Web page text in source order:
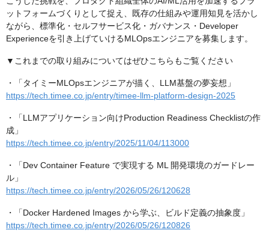
ットフォームづくりとして捉え、既存の仕組みや運用知見を活かし
ながら、標準化・セルフサービス化・ガバナンス・Developer
Experienceを引き上げていけるMLOpsエンジニアを募集します。
▼これまでの取り組みについてはぜひこちらもご覧ください
・「タイミーMLOpsエンジニアが描く、LLM基盤の夢妄想」
https://tech.timee.co.jp/entry/timee-llm-platform-design-2025
・「LLMアプリケーション向けProduction Readiness Checklistの作
成」
https://tech.timee.co.jp/entry/2025/11/04/113000
・「Dev Container Feature で実現する ML 開発環境のガードレー
ル」
https://tech.timee.co.jp/entry/2026/05/26/120628
・「Docker Hardened Images から学ぶ、ビルド定義の抽象度」
https://tech.timee.co.jp/entry/2026/05/26/120826